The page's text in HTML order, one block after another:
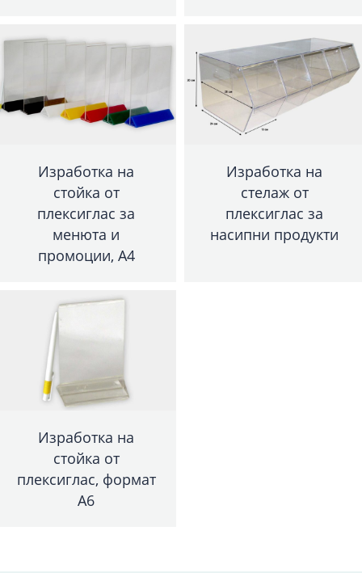
Изработка на
стойка от
плексиглас за
менюта и
промоции, А4
Изработка на
стелаж от
плексиглас за
насипни продукти
Изработка на
стойка от
плексиглас, формат
А6